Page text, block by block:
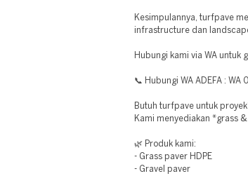
Kesimpulannya, turfpave
infrastructure dan
Hubungi kami via WA untuk
📞 Hubungi WA ADEFA :
Butuh turfpave untuk
Kami menyediakan *grass
🌿 Produk kami:
- Grass paver HDPE
- Gravel paver